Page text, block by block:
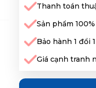
Thanh toán
Sản phẩm
Bảo hành 1 đổi
Giá cạnh tranh